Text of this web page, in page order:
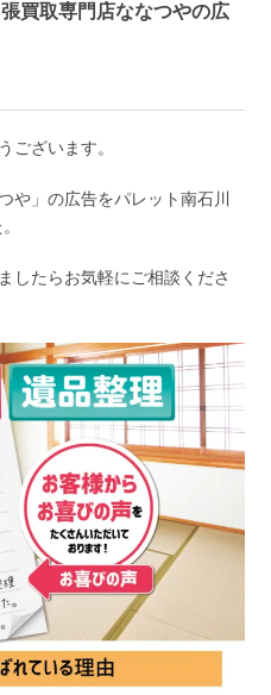
買取専門店ななつやの広
ございます。
や」の広告をパレット南石川
したらお気軽にご相談くださ